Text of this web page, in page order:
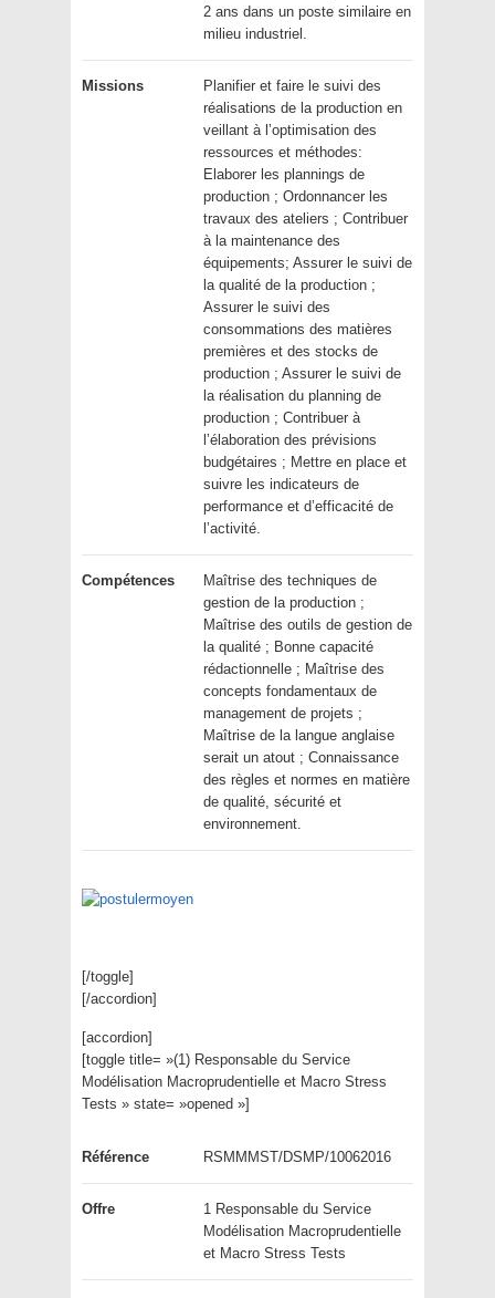
2 ans dans un poste similaire en
milieu industriel.
Missions
Planifier et faire le suivi des
réalisations de la production en
veillant à l’optimisation des
ressources et méthodes:
Elaborer les plannings de
production ; Ordonnancer les
travaux des ateliers ; Contribuer
à la maintenance des
équipements; Assurer le suivi de
la qualité de la production ;
Assurer le suivi des
consommations des matières
premières et des stocks de
production ; Assurer le suivi de
la réalisation du planning de
production ; Contribuer à
l’élaboration des prévisions
budgétaires ; Mettre en place et
suivre les indicateurs de
performance et d’efficacité de
l’activité.
Compétences
Maîtrise des techniques de
gestion de la production ;
Maîtrise des outils de gestion de
la qualité ; Bonne capacité
rédactionnelle ; Maîtrise des
concepts fondamentaux de
management de projets ;
Maîtrise de la langue anglaise
serait un atout ; Connaissance
des règles et normes en matière
de qualité, sécurité et
environnement.
[/toggle]
[/accordion]
[accordion]
[toggle title= »(1) Responsable du Service
Modélisation Macroprudentielle et Macro Stress
Tests » state= »opened »]
Référence RSMMMST/DSMP/10062016
Offre
1 Responsable du Service
Modélisation Macroprudentielle
et Macro Stress Tests